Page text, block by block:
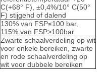
C(+68° F), ±0,4%/10° C(50°
F) stijgend of dalend
130% van FSP≤100 bar,
115% van FSP>100bar
Zwarte schaalverdeling op wit
voor enkele bereiken, zwarte
en rode schaalverdeling op
wit voor dubbele bereiken